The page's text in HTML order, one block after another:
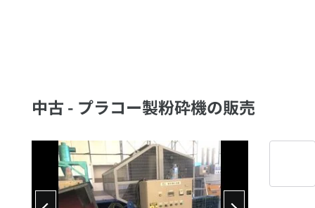
中古 - プラコー製粉砕機の販売